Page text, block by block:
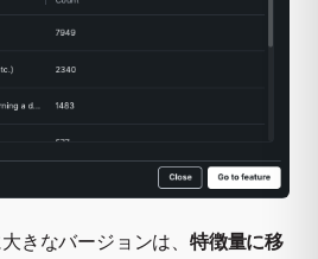
きなバージョンは、 特徴量に移